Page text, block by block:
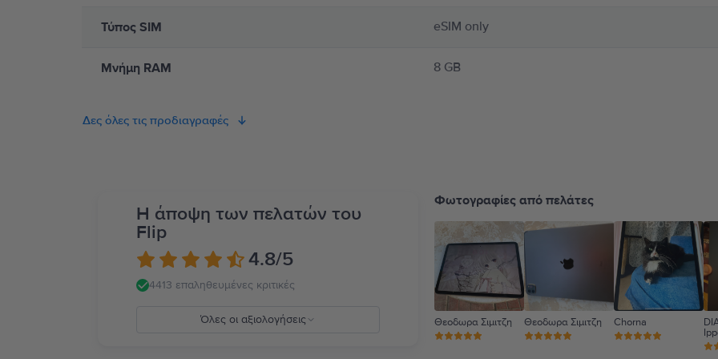
Τύπος SIM eSIM only
Μνήμη RAM 8 GB
Δες όλες τις προδιαγραφές
Η άποψη των πελατών του
Flip
4.8/5
4413 επαληθευμένες κριτικές
Όλες οι αξιολογήσεις
Φωτογραφίες από πελάτες
Θεοδωρα Σιμιτζη Θεοδωρα Σιμιτζη Chorna